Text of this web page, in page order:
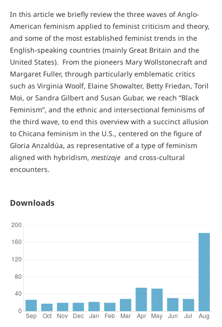
In this article we briefly review the three waves of Anglo-
American feminism applied to feminist criticism and theory,
and some of the most established feminist trends in the
English-speaking countries (mainly Great Britain and the
United States). From the pioneers Mary Wollstonecraft and
Margaret Fuller, through particularly emblematic critics
such as Virginia Woolf, Elaine Showalter, Betty Friedan, Toril
Moi, or Sandra Gilbert and Susan Gubar, we reach “Black
Feminism”, and the ethnic and intersectional feminisms of
the third wave, to end this overview with a succinct allusion
to Chicana feminism in the U.S., centered on the figure of
Gloria Anzaldúa, as representative of a type of feminism
aligned with hybridism, mestizajeand cross-cultural
encounters.
Downloads